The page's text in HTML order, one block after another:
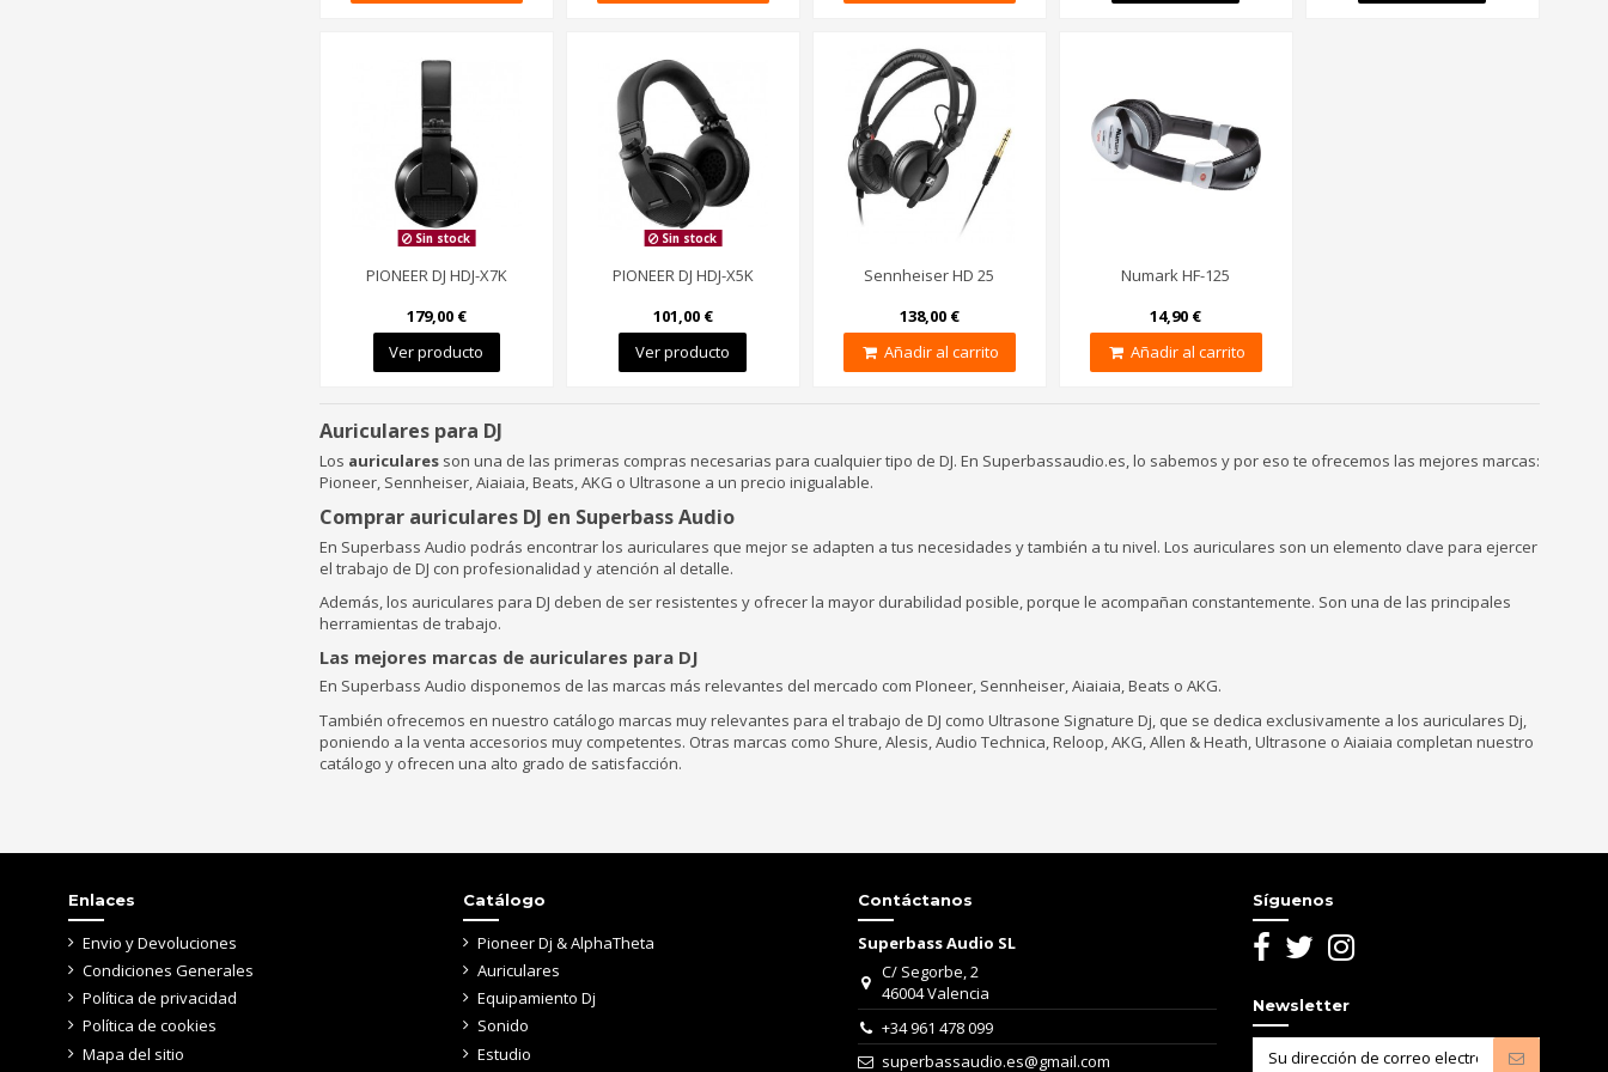
Sin stock
PIONEER DJ HDJ-X7K
179,00 €
Ver producto
Sin stock
PIONEER DJ HDJ-X5K
101,00 €
Ver producto
Sennheiser HD 25
138,00 €
Añadir al carrito
Numark HF-125
14,90 €
Añadir al carrito
Auriculares para DJ
Los auriculares son una de las primeras compras necesarias para cualquier tipo de DJ. En Superbassaudio.es, lo sabemos y por eso te ofrecemos las mejores marcas:
Pioneer, Sennheiser, Aiaiaia, Beats, AKG o Ultrasone a un precio inigualable.
Comprar auriculares DJ en Superbass Audio
En Superbass Audio podrás encontrar los auriculares que mejor se adapten a tus necesidades y también a tu nivel. Los auriculares son un elemento clave para ejercer
el trabajo de DJ con profesionalidad y atención al detalle.
Además, los auriculares para DJ deben de ser resistentes y ofrecer la mayor durabilidad posible, porque le acompañan constantemente. Son una de las principales
herramientas de trabajo.
Las mejores marcas de auriculares para DJ
En Superbass Audio disponemos de las marcas más relevantes del mercado com PIoneer, Sennheiser, Aiaiaia, Beats o AKG.
También ofrecemos en nuestro catálogo marcas muy relevantes para el trabajo de DJ como Ultrasone Signature Dj, que se dedica exclusivamente a los auriculares Dj,
poniendo a la venta accesorios muy competentes. Otras marcas como Shure, Alesis, Audio Technica, Reloop, AKG, Allen & Heath, Ultrasone o Aiaiaia completan nuestro
catálogo y ofrecen una alto grado de satisfacción.
Enlaces
Envio y Devoluciones
Condiciones Generales
Política de privacidad
Política de cookies
Mapa del sitio
Catálogo
Pioneer Dj & AlphaTheta
Auriculares
Equipamiento Dj
Sonido
Estudio
Contáctanos
Superbass Audio SL
C/ Segorbe, 2
46004 Valencia
+34 961 478 099
superbassaudio.es@gmail.com
Síguenos
Newsletter